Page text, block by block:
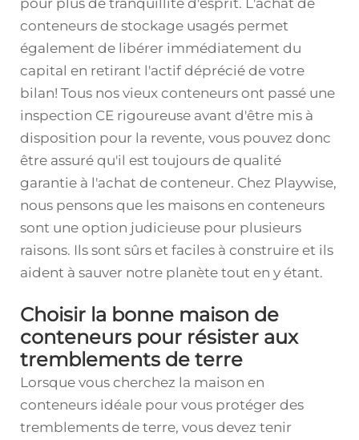
conteneurs de stockage usagés permet
également de libérer immédiatement du
capital en retirant l'actif déprécié de votre
bilan! Tous nos vieux conteneurs ont passé une
inspection CE rigoureuse avant d'être mis à
disposition pour la revente, vous pouvez donc
être assuré qu'il est toujours de qualité
garantie à l'achat de conteneur. Chez Playwise,
nous pensons que les maisons en conteneurs
sont une option judicieuse pour plusieurs
raisons. Ils sont sûrs et faciles à construire et ils
aident à sauver notre planète tout en y étant.
Choisir la bonne maison de
conteneurs pour résister aux
tremblements de terre
Lorsque vous cherchez la maison en
conteneurs idéale pour vous protéger des
tremblements de terre, vous devez tenir